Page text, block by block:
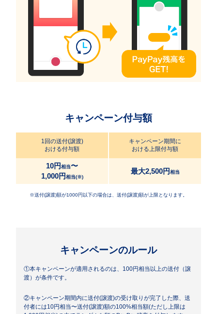
キャンペーン付与額
1回の送付(譲渡)
おける付与額
キャンペーン期間に
おける上限付与額
10円相当〜
1,000円相当(※)
最大2,500円相当
※送付(譲渡)額が1000円以下の場合は、送付(譲渡)額が上限となります。
キャンペーンのルール
①本キャンペーンが適用されるのは、100円相当以上の送付（譲
渡）が条件です。
②キャンペーン期間内に送付(譲渡)の受け取りが完了した際、送
付者には10円相当〜送付(譲渡)額の100%相当額(ただし上限は